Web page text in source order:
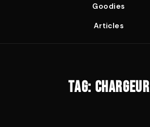
Goodies
Articles
TAG: CHARGEUR